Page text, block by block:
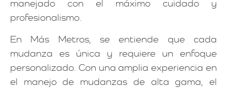
manejado con el máximo cuidado y
profesionalismo.
En Más Metros, se entiende que cada
mudanza es única y requiere un enfoque
personalizado. Con una amplia experiencia en
el manejo de mudanzas de alta gama, el